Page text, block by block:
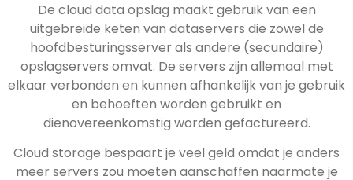
De cloud data opslag maakt gebruik van een
uitgebreide keten van dataservers die zowel de
hoofdbesturingsserver als andere (secundaire)
opslagservers omvat. De servers zijn allemaal met
elkaar verbonden en kunnen afhankelijk van je gebruik
en behoeften worden gebruikt en
dienovereenkomstig worden gefactureerd.
Cloud storage bespaart je veel geld omdat je anders
meer servers zou moeten aanschaffen naarmate je